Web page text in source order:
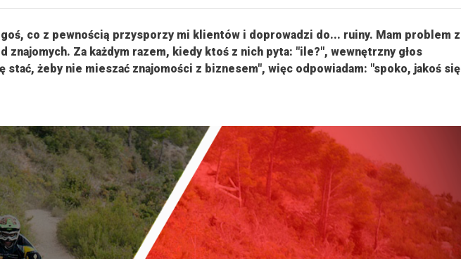
co z pewnością przysporzy mi klientów i doprowadzi do... ruiny. Mam problem z
znajomych. Za każdym razem, kiedy ktoś z nich pyta: "ile?", wewnętrzny głos
stać, żeby nie mieszać znajomości z biznesem", więc odpowiadam: "spoko, jakoś się